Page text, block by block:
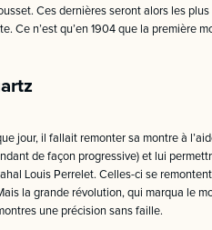
Ces dernières seront alors les
Ce n’est qu’en 1904 que la première
jour, il fallait remonter sa montre à
de façon progressive) et lui
Louis Perrelet. Celles-ci se
la grande révolution, qui marqua le
une précision sans faille.